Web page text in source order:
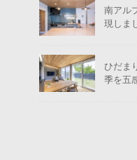
南アル
現しま
ひだま
季を五